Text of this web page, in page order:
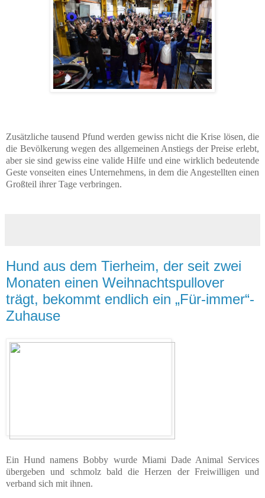
Zusätzliche tausend Pfund werden gewiss nicht die Krise lösen, die
die Bevölkerung wegen des allgemeinen Anstiegs der Preise erlebt,
aber sie sind gewiss eine valide Hilfe und eine wirklich bedeutende
Geste vonseiten eines Unternehmens, in dem die Angestellten einen
Großteil ihrer Tage verbringen.
Hund aus dem Tierheim, der seit zwei
Monaten einen Weihnachtspullover
trägt, bekommt endlich ein „Für-immer“-
Zuhause
Ein Hund namens Bobby wurde Miami Dade Animal Services
übergeben und schmolz bald die Herzen der Freiwilligen und
verband sich mit ihnen.